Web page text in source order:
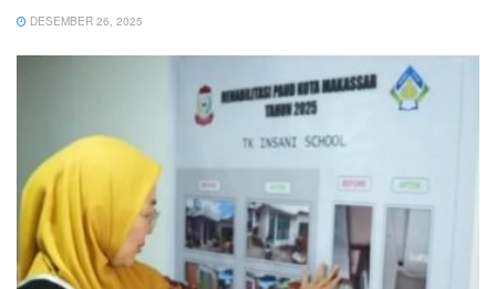
DESEMBER 26, 2025